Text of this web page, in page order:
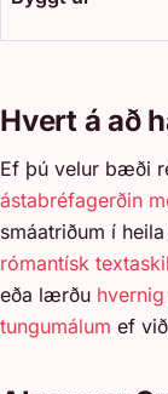
Hvert á að
Ef þú velur bæði
ástabréfagerðin
smáatriðum í
rómantísk
eða lærðu
tungumálum ef